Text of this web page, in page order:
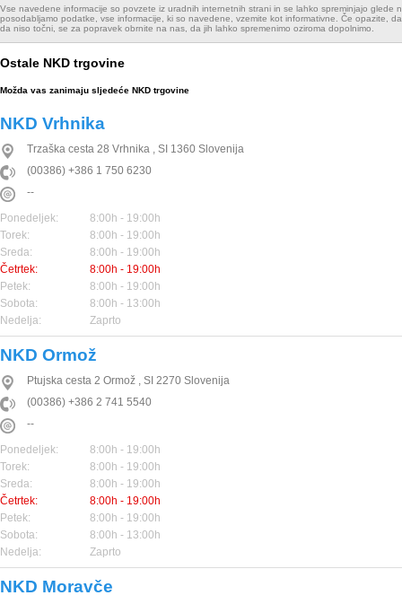
Vse navedene informacije so povzete iz uradnih internetnih strani in se lahko spreminjajo glede
posodabljamo podatke, vse informacije, ki so navedene, vzemite kot informativne. Če opazite,
da niso točni, se za popravek obrnite na nas, da jih lahko spremenimo oziroma dopolnimo.
Ostale NKD trgovine
Možda vas zanimaju sljedeće NKD trgovine
NKD Vrhnika
Trzaška cesta 28 Vrhnika , SI 1360 Slovenija
(00386) +386 1 750 6230
--
Ponedeljek:
8:00h - 19:00h
Torek:
8:00h - 19:00h
Sreda:
8:00h - 19:00h
Četrtek:
8:00h - 19:00h
Petek:
8:00h - 19:00h
Sobota:
8:00h - 13:00h
Nedelja:
Zaprto
NKD Ormož
Ptujska cesta 2 Ormož , SI 2270 Slovenija
(00386) +386 2 741 5540
--
Ponedeljek:
8:00h - 19:00h
Torek:
8:00h - 19:00h
Sreda:
8:00h - 19:00h
Četrtek:
8:00h - 19:00h
Petek:
8:00h - 19:00h
Sobota:
8:00h - 13:00h
Nedelja:
Zaprto
NKD Moravče